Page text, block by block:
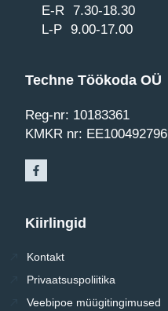
E-R 7.30-18.30
L-P 9.00-17.00
Techne Töökoda OÜ
Reg-nr: 10183361
KMKR nr: EE100492796
Kiirlingid
Kontakt
Privaatsuspoliitika
Veebipoe müügitingimused